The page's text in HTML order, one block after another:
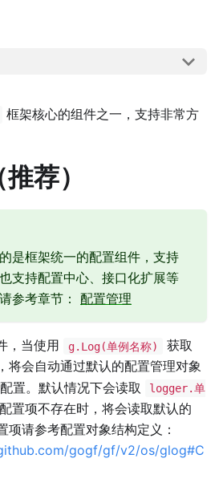
框架核心的组件之一，支持非常方
荐）
是框架统一的配置组件，支持
支持配置中心、接口化扩展等
参考章节： 配置管理
，当使用 g.Log(单例名称) 获取
将会自动通过默认的配置管理对象
配置。默认情况下会读取
logger.单
置项不存在时，将会读取默认的
项请参考配置对象结构定义：
gogf/gf/v2/os/glog#C